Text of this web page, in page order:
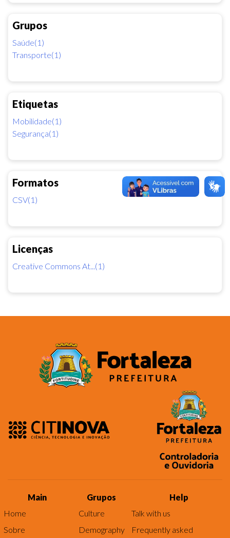
Grupos
Saúde(1)
Transporte(1)
Etiquetas
Mobilidade(1)
Segurança(1)
Formatos
CSV(1)
Licenças
Creative Commons At...(1)
Main
Home
Sobre
Grupos
Culture
Demography
Help
Talk with us
Frequently asked